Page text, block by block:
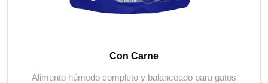
Con Carne
Alimento húmedo completo y balanceado para gatos